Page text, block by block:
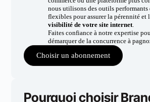
nous utilisons des outils performants
flexibles pour assurer la pérennité et
visibilité de votre site internet.
Faites confiance à notre expertise
démarquer de la concurrence à
Choisir un abonnement
Pourquoi choisir